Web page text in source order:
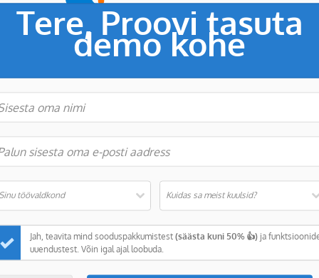
Tere, Proovi tasuta
demo kohe
töövaldkond Kuidas sa meist kuulsid?
Jah, teavita mind sooduspakkumistest(säästa kuni 50% 👍) ja
uuendustest. Võin igal ajal loobuda.